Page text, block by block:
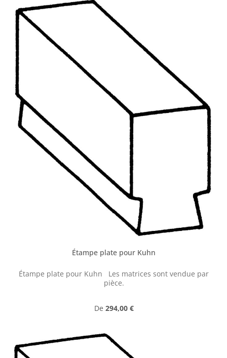
Étampe plate pour Kuhn
Étampe plate pour Kuhn Les matrices sont vendue par
pièce.
Prix régulier :
De 294,00 €